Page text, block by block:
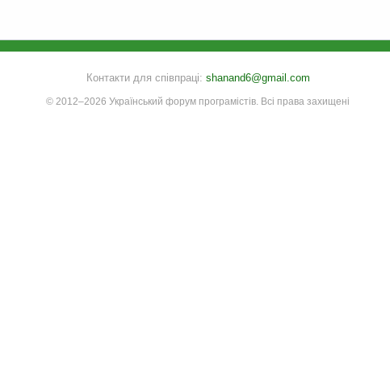
Контакти для співпраці: shanand6@gmail.com
© 2012–2026 Український форум програмістів. Всі права захищені